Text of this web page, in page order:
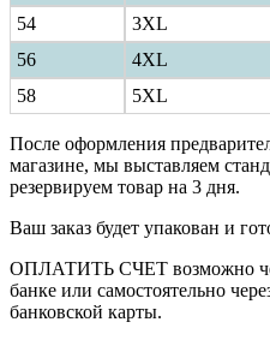
54
3XL
56
4XL
58
5XL
После оформления
магазине, мы выставляем
резервируем товар на 3 дня.
Ваш заказ будет упакован и
ОПЛАТИТЬ СЧЕТ возможно
банке или самостоятельно
банковской карты.